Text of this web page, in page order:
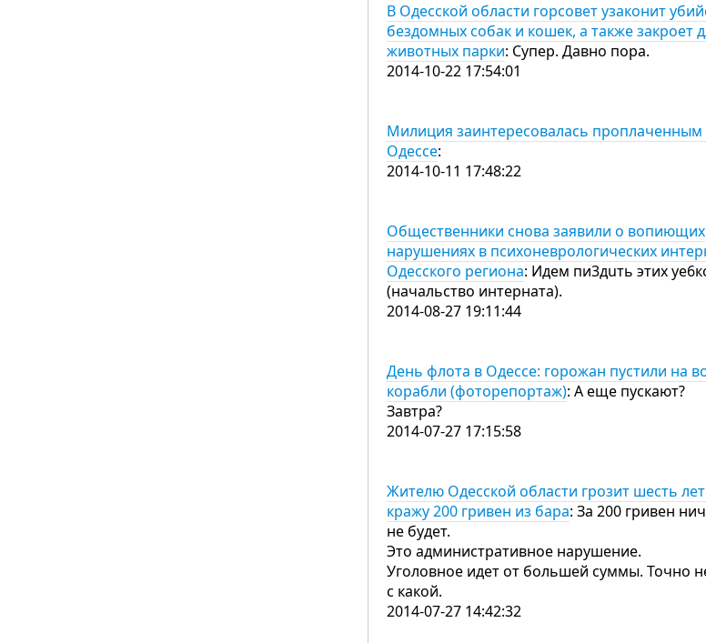
В Одесской области горсовет узаконит
бездомных собак и кошек, а также закроет
животных парки: Супер. Давно пора.
2014-10-22 17:54:01
Милиция заинтересовалась
Одессе:
2014-10-11 17:48:22
Общественники снова заявили о вопиющих
нарушениях в психоневрологических
Одесского региона: Идем пи3дuть этих
(начальство интерната).
2014-08-27 19:11:44
День флота в Одессе: горожан пустили на
корабли (фоторепортаж): А еще пускают?
Завтра?
2014-07-27 17:15:58
Жителю Одесской области грозит шесть
кражу 200 гривен из бара: За 200 гривен
не будет.
Это административное нарушение.
Уголовное идет от большей суммы. Точно
с какой.
2014-07-27 14:42:32